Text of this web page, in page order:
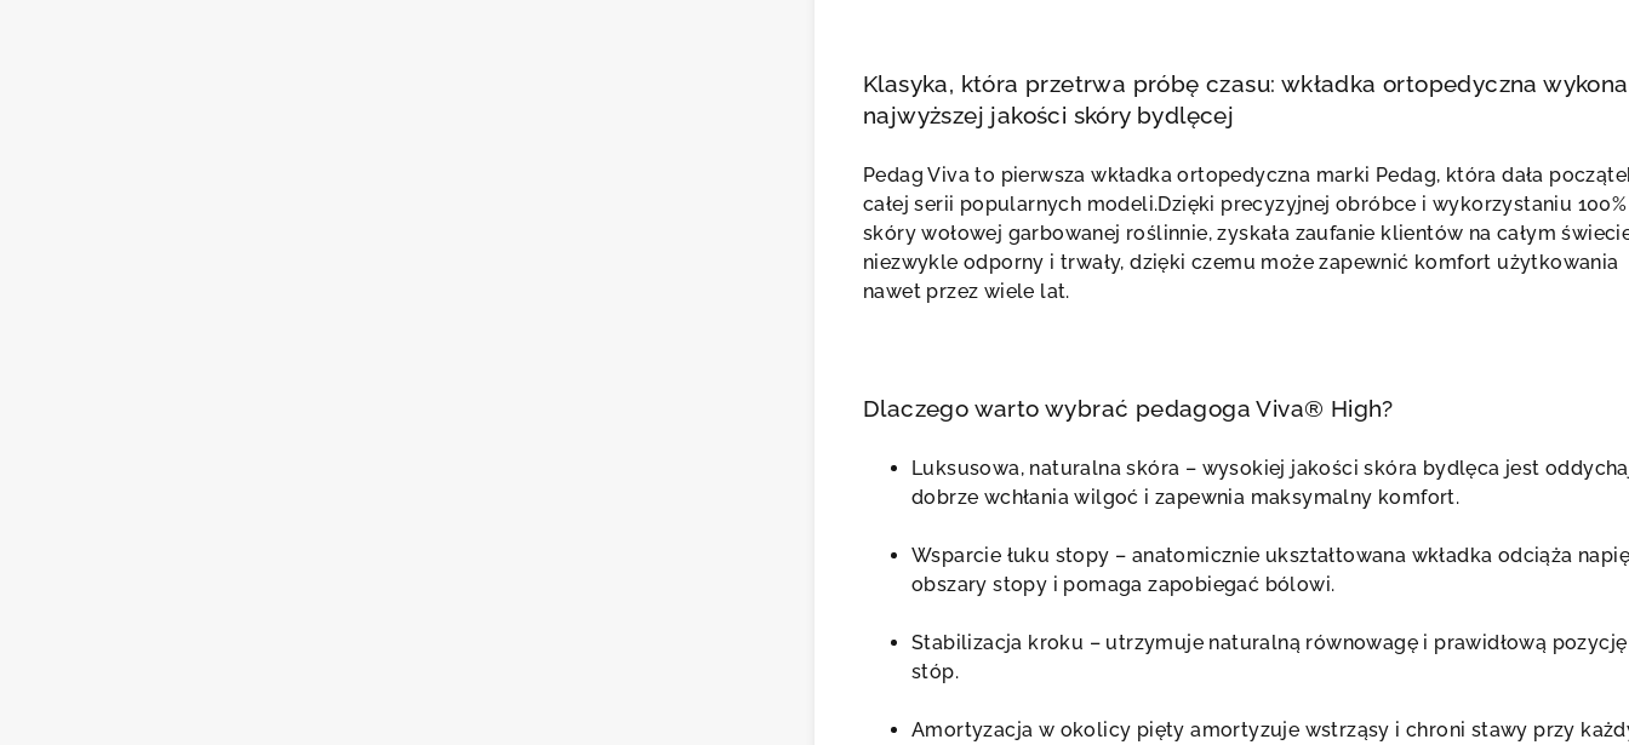
Klasyka, która przetrwa próbę czasu: wkładka ortopedyczna
najwyższej jakości skóry bydlęcej
Pedag Viva to pierwsza wkładka ortopedyczna marki Pedag, która dała
całej serii popularnych modeli.Dzięki precyzyjnej obróbce i wykorzystaniu 100%
skóry wołowej garbowanej roślinnie, zyskała zaufanie klientów na całym
niezwykle odporny i trwały, dzięki czemu może zapewnić komfort użytkowania
nawet przez wiele lat.
Dlaczego warto wybrać pedagoga Viva® High?
Luksusowa, naturalna skóra – wysokiej jakości skóra bydlęca jest
dobrze wchłania wilgoć i zapewnia maksymalny komfort.
Wsparcie łuku stopy – anatomicznie ukształtowana wkładka odciąża
obszary stopy i pomaga zapobiegać bólowi.
Stabilizacja kroku – utrzymuje naturalną równowagę i prawidłową pozycję
stóp.
Amortyzacja w okolicy pięty amortyzuje wstrząsy i chroni stawy przy